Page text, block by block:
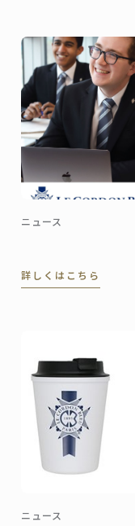
ニュース
詳しくはこちら
ニュース